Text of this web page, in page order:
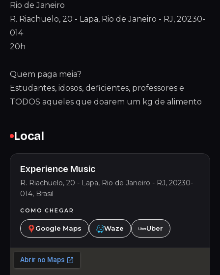
Rio de Janeiro
R. Riachuelo, 20 - Lapa, Rio de Janeiro - RJ, 20230-
014
20h
Quem paga meia?
Estudantes, idosos, deficientes, professores e
TODOS aqueles que doarem um kg de alimento
Local
Experience Music
R. Riachuelo, 20 - Lapa, Rio de Janeiro - RJ, 20230-
014, Brasil
COMO CHEGAR
Google Maps Waze Uber